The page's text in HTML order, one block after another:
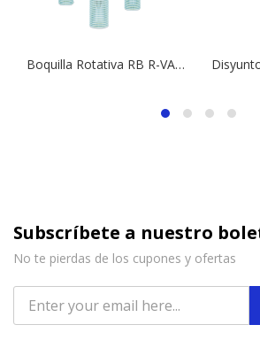
Boquilla Rotativa RB R-VAN 1724 | 360º
Subscríbete a nuestro
No te pierdas de los cupones y ofertas